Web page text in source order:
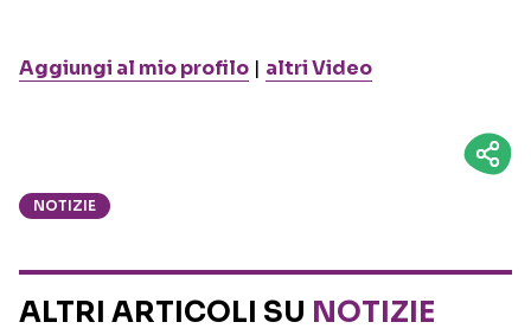
Aggiungi al mio profilo | altri Video
NOTIZIE
ALTRI ARTICOLI SU NOTIZIE